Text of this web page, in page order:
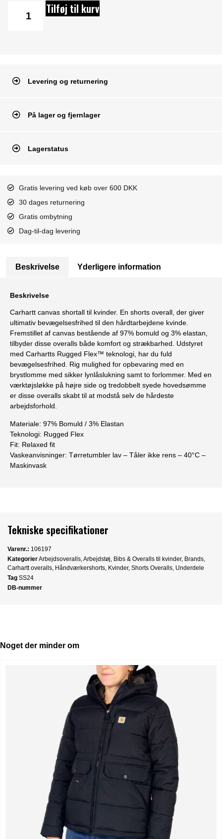
Tilføj til kurv
Levering og returnering
På lager og fjernlager
Lagerstatus
Gratis levering ved køb over 600 DKK
30 dages returnering
Gratis ombytning
Dag-til-dag levering
Beskrivelse Yderligere information
Beskrivelse
Carhartt canvas shortall til kvinder. En shorts overall, der giver
ultimativ bevægelsesfrihed til den hårdtarbejdene kvinde.
Fremstillet af canvas bestående af 97% bomuld og 3% elastan,
tilbyder disse overalls både komfort og strækbarhed. Udstyret
med Carhartts Rugged Flex™ teknologi, har du fuld
bevægelsesfrihed. Rig mulighed for opbevaring med en
brystlomme med sikker lynlåslukning samt to forlommer. Med en
værktøjsløkke på højre side og tredobbelt syede hovedsømme
er disse overalls skabt til at modstå selv de hårdeste
arbejdsforhold.
Materiale: 97% Bomuld / 3% Elastan
Teknologi: Rugged Flex
Fit: Relaxed fit
Vaskeanvisninger: Tørretumbler lav – Tåler ikke rens – 40°C –
Maskinvask
Tekniske specifikationer
Varenr.: 106197
KategorierArbejdsoveralls,Arbejdstøj, Bibs & Overalls til kvinder, Brands,
Carhartt overalls, Håndværkershorts, Kvinder, Shorts Overalls, Underdele
Tag SS24
DB-nummer
Noget der minder om